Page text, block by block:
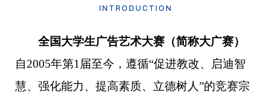
INTRODUCTION
全国大学生广告艺术大赛（简称大广赛）
自2005年第1届至今，遵循“促进教改、启迪智
慧、强化能力、提高素质、立德树人”的竞赛宗